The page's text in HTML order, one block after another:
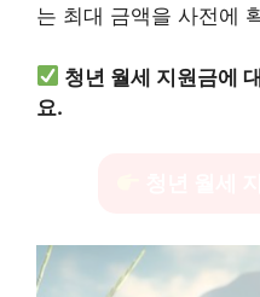
는 최대 금액을 사전에
청년 월세 지원금에
요.